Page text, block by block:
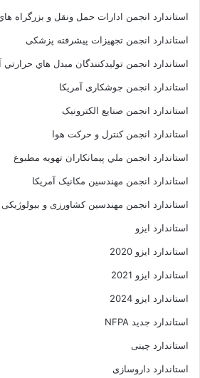
استاندارد انجمن ادارات حمل ونقل و بزرگراه هاي
استاندارد انجمن تجهیزات پیشرفته پزشکی
استاندارد انجمن توليدکنندگان مبدل هاي حرارتي
استاندارد انجمن جوشکاری آمریکا
استاندارد انجمن صنايع الکترونيک
استاندارد انجمن کنترل و حرکت هوا
استاندارد انجمن ملي پيمانکاران تهويه مطبوع
استاندارد انجمن مهندسين مکانيک آمريکا
استاندارد انجمن مهندسین کشاورزی و بیولوژیکی
استاندارد ایزو
استاندارد ایزو 2020
استاندارد ایزو 2021
استاندارد ایزو 2024
استاندارد جدید NFPA
استاندارد چینی
استاندارد داروسازی